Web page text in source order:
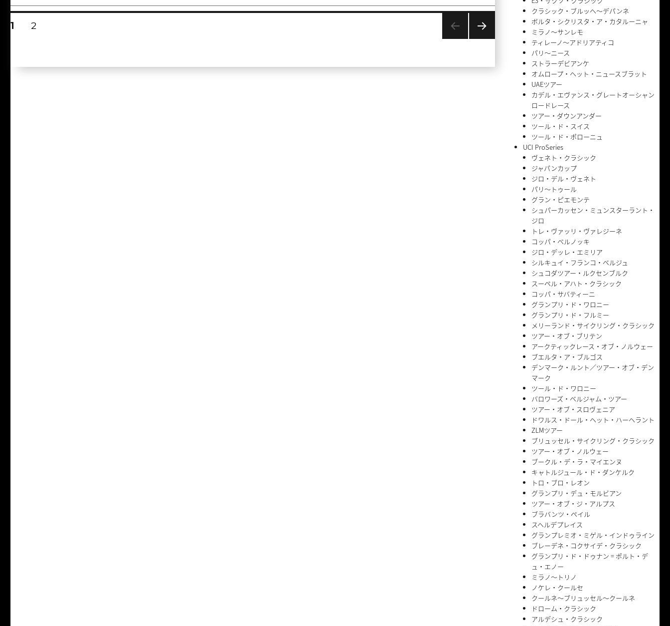
投
固
1
固
2
クラシック・ブルッヘ〜デパンネ
ボルタ・シクリスタ・ア・カタルーニャ
ミラノ〜サンレモ
ティレーノ〜アドリアティコ
パリ〜ニース
ストラーデビアンケ
オムロープ・ヘット・ニュースブラット
UAEツアー
カデル・エヴァンス・グレートオーシャン
ロードレース
ツアー・ダウンアンダー
ツール・ド・スイス
ツール・ド・ポローニュ
UCI ProSeries
ヴェネト・クラシック
ジャパンカップ
ジロ・デル・ヴェネト
パリ〜トゥール
グラン・ピエモンテ
シュパーカッセン・ミュンスターラント・
ジロ
トレ・ヴァッリ・ヴァレジーネ
コッパ・ベルノッキ
ジロ・デッレ・エミリア
シルキュイ・フランコ・ベルジュ
シュコダツアー・ルクセンブルク
スーペル・アハト・クラシック
コッパ・サバティーニ
グランプリ・ド・ワロニー
グランプリ・ド・フルミー
メリーランド・サイクリング・クラシック
ツアー・オブ・ブリテン
アークティックレース・オブ・ノルウェー
ブエルタ・ア・ブルゴス
デンマーク・ルント／ツアー・オブ・デン
マーク
ツール・ド・ワロニー
バロワーズ・ベルジャム・ツアー
ツアー・オブ・スロヴェニア
ドワルス・ドール・ヘット・ハーヘラント
ZLMツアー
ブリュッセル・サイクリング・クラシック
ツアー・オブ・ノルウェー
ブークル・デ・ラ・マイエンヌ
キャトルジュール・ド・ダンケルク
トロ・ブロ・レオン
グランプリ・デュ・モルビアン
ツアー・オブ・ジ・アルプス
ブラバンツ・ペイル
スヘルデプレイス
グランプレミオ・ミゲル・インドゥライン
ブレーデネ・コクサイデ・クラシック
グランプリ・ド・ドゥナン = ポルト・デ
ュ・エノー
ミラノ〜トリノ
ノケレ・クールセ
クールネ〜ブリュッセル〜クールネ
ドローム・クラシック
アルデシュ・クラシック